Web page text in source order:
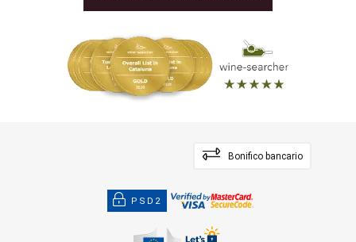
Bonifico bancario
PSD2